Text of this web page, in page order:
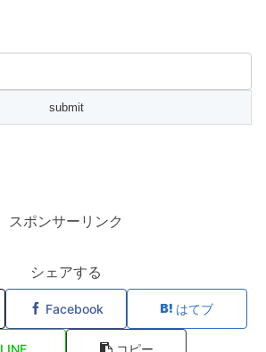
スポンサーリンク
シェアする
Facebook はてブ
LINE コピー